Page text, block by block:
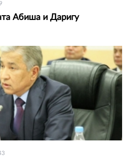
Абиша и Даригу